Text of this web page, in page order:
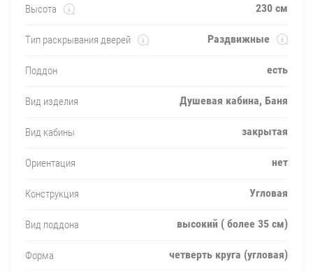
Высота 230 см
Тип раскрывания дверей Раздвижные
Поддон есть
Вид изделия Душевая кабина, Баня
Вид кабины закрытая
Ориентация нет
Конструкция Угловая
Вид поддона высокий ( более 35 см)
Форма четверть круга (угловая)